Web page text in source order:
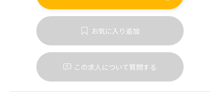
お気に入り追加
この求人について質問する